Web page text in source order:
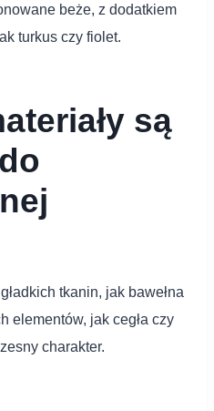
beże, z dodatkiem
turkus czy fiolet.
są
tkanin, jak bawełna
elementów, jak cegła czy
charakter.